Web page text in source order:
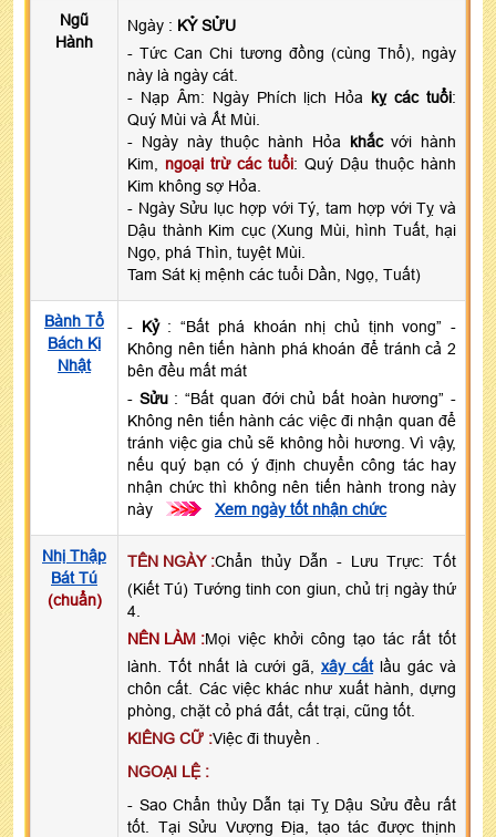
Ngũ
Hành
Ngày : KỶ SỬU
- Tức Can Chi tương đồng (cùng Thổ), ngày
này là ngày cát.
- Nạp Âm: Ngày Phích lịch Hỏa kỵ các tuổi:
Quý Mùi và Ất Mùi.
- Ngày này thuộc hành Hỏa khắcvới hành
Kim, ngoại trừ các tuổi: Quý Dậu thuộc hành
Kim không sợ Hỏa.
- Ngày Sửu lục hợp với Tý, tam hợp với Tỵ và
Dậu thành Kim cục (Xung Mùi, hình Tuất, hại
Ngọ, phá Thìn, tuyệt Mùi.
Tam Sát kị mệnh các tuổi Dần, Ngọ, Tuất)
Bành Tổ
Bách Kị
Nhật
- Kỷ: “Bất phá khoán nhị chủ tịnh vong” -
Không nên tiến hành phá khoán để tránh cả 2
bên đều mất mát
- Sửu: “Bất quan đới chủ bất hoàn hương” -
Không nên tiến hành các việc đi nhận quan để
tránh việc gia chủ sẽ không hồi hương. Vì vậy,
nếu quý bạn có ý định chuyển công tác hay
nhận chức thì không nên tiến hành trong này
này
>>> Xem ngày tốt nhận chức
Nhị Thập
Bát Tú
(chuẩn)
TÊN NGÀY :Chẩn thủy Dẫn - Lưu Trực: Tốt
(Kiết Tú) Tướng tinh con giun, chủ trị ngày thứ
4.
NÊN LÀM :Mọi việc khởi công tạo tác rất tốt
lành. Tốt nhất là cưới gã, xây cấtlầu gác và
chôn cất. Các việc khác như xuất hành, dựng
phòng, chặt cỏ phá đất, cất trại, cũng tốt.
KIÊNG CỮ :Việc đi thuyền .
NGOẠI LỆ :
- Sao Chẩn thủy Dẫn tại Tỵ Dậu Sửu đều rất
tốt. Tại Sửu Vượng Địa, tạo tác được thịnh